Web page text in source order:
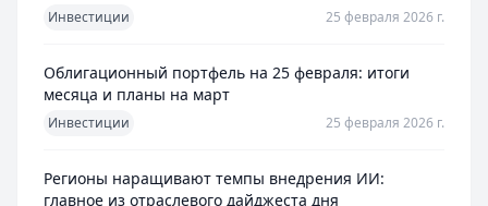
Инвестиции 25 февраля 2026 г.
Облигационный портфель на 25 февраля: итоги
месяца и планы на март
Инвестиции 25 февраля 2026 г.
Регионы наращивают темпы внедрения ИИ:
главное из отраслевого дайджеста дня